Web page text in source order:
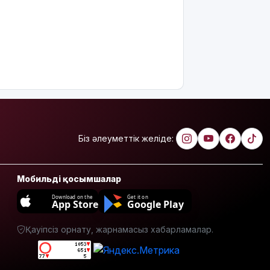
Бектенов:
саудаға
басымдық
беріледі
Қосшылық
«емшіге» 9
Біз әлеуметтік желіде:
Мобильді қосымшалар
Download on the
App Store
Get it on
Google Play
Қауіпсіз орнату, жарнамасыз хабарламалар.